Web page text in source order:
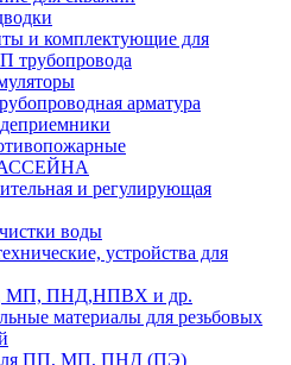
и комплектующие для
трубопровода
арматура
и регулирующая
воды
устройства для
МП, ПНД,НПВХ и др.
материалы для резьбовых
ПП, МП, ПНД (ПЭ)